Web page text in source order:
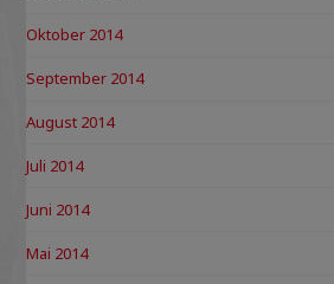
Oktober 2014
September 2014
August 2014
Juli 2014
Juni 2014
Mai 2014